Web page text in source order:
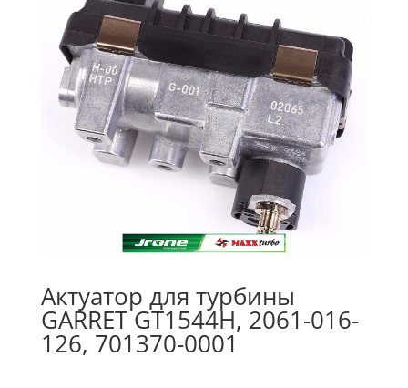
Актуатор для турбины
GARRET GT1544H, 2061-016-
126, 701370-0001